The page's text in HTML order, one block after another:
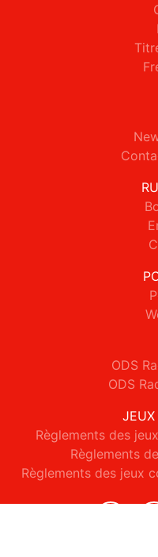
ODS
ODS
JEUX
Règlements des
Règlements
Règlements des jeux